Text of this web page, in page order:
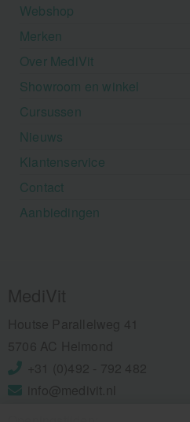
Webshop
Merken
Over MediVit
Showroom en winkel
Cursussen
Nieuws
Klantenservice
Contact
Aanbiedingen